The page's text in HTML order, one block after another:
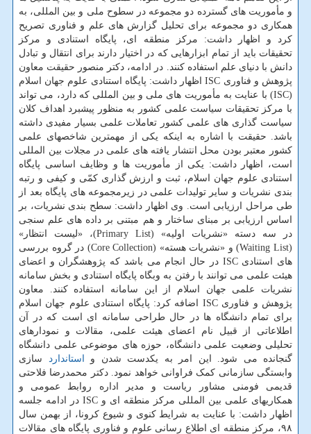
و مأموریت های گسترده دو مجموعه در سطوح ملی و بین المللی، به
همکاری دو مجموعه برای تحلیل گزارش های علم و فناوری تصریح
کرد و اظهار داشت: مرکز منطقه ای، پایگاه استنادی و مرکز
تحقیقات باید از تمام ابزارهایی که در اختیار دارند برای انتقال و تبادل
دانش با دنیای علم استفاده کنند. در ادامه، دکتر منصور حقیقت معاون
پژوهش و فناوری ISC اظهار داشت: پایگاه استنادی علوم جهان اسلام
(ISC) با عنایت به مأموریت های ملی و بین المللی که دارد، می تواند
با مرکز تحقیقات سیاست علمی کشور به منظور پیشبرد اهداف کلان
سیاست گذاری های علمی کشور تعاملات علمی بسیار مفیدی داشته
باشد. حقیقت با اشاره به اینکه یکی از مهمترین شاخصهای علمی
کشور معتبر بودن محل انتشار یافته های علمی در مجلات بین المللی
است، اظهار داشت: یکی از مأموریت ها و وظایف اساسی پایگاه
استنادی علوم جهان اسلام، ثبت و ارزش گذاری کمّی و کیفی و رتبه
بندی نشریات و سایر تولیدات علمی در زیرمجموعه های پایگاه بعد از
طی مراحل ارزیابی است. وی اظهار داشت: سطح بندی نشریات، بر
اساس ارزیابی بر مبنای ساختار و هم مبتنی بر داده های علم سنجی
در سه دسته «نشریات اولیه» (Primary List)، «لیست انتظار»
(Waiting List) و «نشریات هسته» (Core Collection) در گروه بررسی
های استنادی ISC در حال انجام می باشد که پژوهشگران و اعضای
هیئت علمی می توانند با رفتن به وبگاه پایگاه استنادی و بخش سامانه
نشریات علمی جهان اسلام از این سامانه استفاده کنند. معاون
پژوهش و فناوری ISC اضافه کرد: پایگاه استنادی علوم جهان اسلام
برای تمام دانشگاه ها در حال طراحی سامانه ای است که در آن
اطلاعاتی از قبیل نام اعضای هیئت علمی، مقالات و نمودارهای
تحلیلی وضعیت علمی دانشگاه، حوزه های موضوعی علمی دانشگاه
گنجانده می شود. این امر به یکدست شدن و استاندارد
سازی
وابستگی سازمانی کمک فراوانی خواهد نمود. دکتر محمدرضا فلاحتی
قدیمی فومنی مشاور ریاست و مدیر اداره روابط عمومی و
همکاریهای علمی بین المللی مرکز منطقه ای و ISC در ادامه جلسه
اظهار داشت: با عنایت به شرایط کنوی و شیوع کرونا، از بهمن سال
۹۸، مرکز منطقه ای اطلاع رسانی علوم و فناوری پایگاه های مقالات